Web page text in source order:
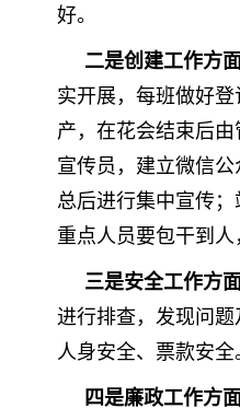
好。
二是创建工作方面
实开展，每班做好
产，在花会结束后
宣传员，建立微信
总后进行集中宣传
重点人员要包干到人
三是安全工作方面
进行排查，发现问
人身安全、票款安全
四是廉政工作方面